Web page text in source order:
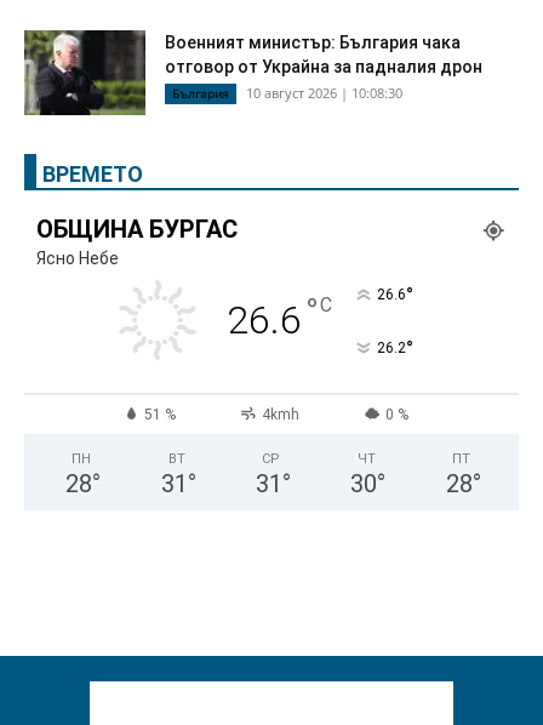
Военният министър: България чака
отговор от Украйна за падналия дрон
България 10 август 2026 | 10:08:30
ВРЕМЕТО
ОБЩИНА БУРГАС
Ясно Небе
26.6 °C 26.6°
26.2°
51 % 4kmh 0 %
ПН
28°
ВТ
31 °
СР
31 °
ЧТ
30°
ПТ
28°